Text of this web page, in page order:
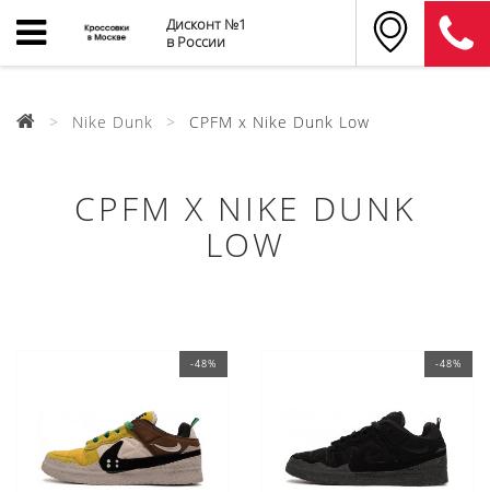
Дисконт №1
в России
Nike Dunk CPFM x Nike Dunk Low
CPFM X NIKE DUNK
LOW
-48% -48%